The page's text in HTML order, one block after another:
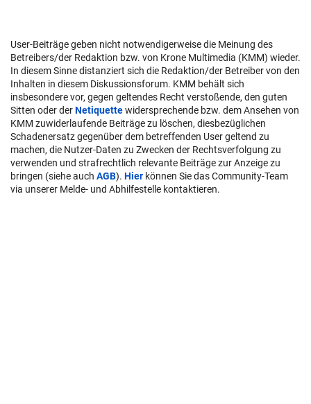
User-Beiträge geben nicht notwendigerweise die Meinung des
Betreibers/der Redaktion bzw. von Krone Multimedia (KMM) wieder.
In diesem Sinne distanziert sich die Redaktion/der Betreiber von den
Inhalten in diesem Diskussionsforum. KMM behält sich
insbesondere vor, gegen geltendes Recht verstoßende, den guten
Sitten oder derNetiquettewidersprechende bzw. dem Ansehen von
KMM zuwiderlaufende Beiträge zu löschen, diesbezüglichen
Schadenersatz gegenüber dem betreffenden User geltend zu
machen, die Nutzer-Daten zu Zwecken der Rechtsverfolgung zu
verwenden und strafrechtlich relevante Beiträge zur Anzeige zu
bringen (siehe auch AGB). Hier können Sie das Community-Team
via unserer Melde- und Abhilfestelle kontaktieren.